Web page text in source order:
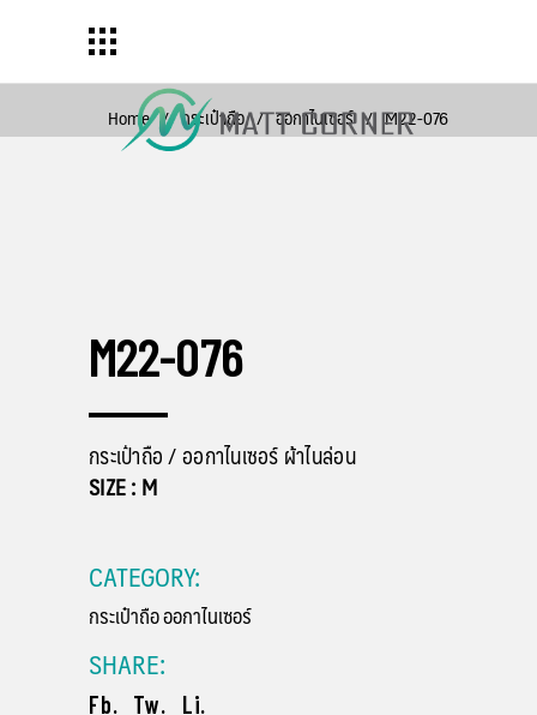
Home / กระเป๋าถือ / ออกาไนเซอร์ / M22-076
M22-076
กระเป๋าถือ / ออกาไนเซอร์ ผ้าไนล่อน
SIZE : M
CATEGORY:
กระเป๋าถือออกาไนเซอร์
SHARE:
Fb. Tw. Li.